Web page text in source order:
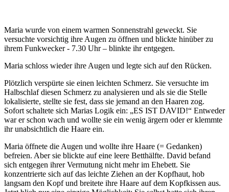
Maria wurde von einem warmen Sonnenstrahl geweckt. Sie
versuchte vorsichtig ihre Augen zu öffnen und blickte hinüber zu
ihrem Funkwecker - 7.30 Uhr – blinkte ihr entgegen.
Maria schloss wieder ihre Augen und legte sich auf den Rücken.
Plötzlich verspürte sie einen leichten Schmerz. Sie versuchte im
Halbschlaf diesen Schmerz zu analysieren und als sie die Stelle
lokalisierte, stellte sie fest, dass sie jemand an den Haaren zog.
Sofort schaltete sich Marias Logik ein: „ES IST DAVID!“ Entweder
war er schon wach und wollte sie ein wenig ärgern oder er klemmte
ihr unabsichtlich die Haare ein.
Maria öffnete die Augen und wollte ihre Haare (= Gedanken)
befreien. Aber sie blickte auf eine leere Betthälfte. David befand
sich entgegen ihrer Vermutung nicht mehr im Ehebett. Sie
konzentrierte sich auf das leichte Ziehen an der Kopfhaut, hob
langsam den Kopf und breitete ihre Haare auf dem Kopfkissen aus.